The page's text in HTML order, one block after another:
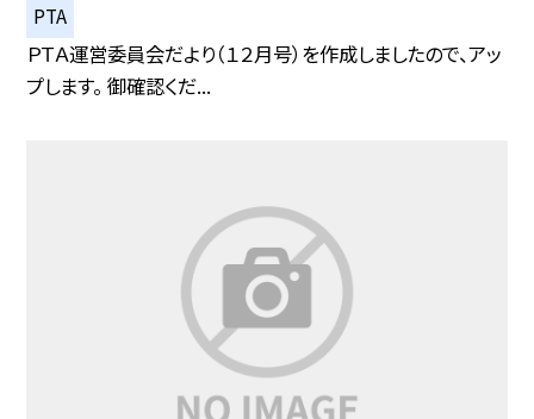
PTA
ＰＴＡ運営委員会だより（１２月号）を作成しましたので、アッ
プします。 御確認くだ...